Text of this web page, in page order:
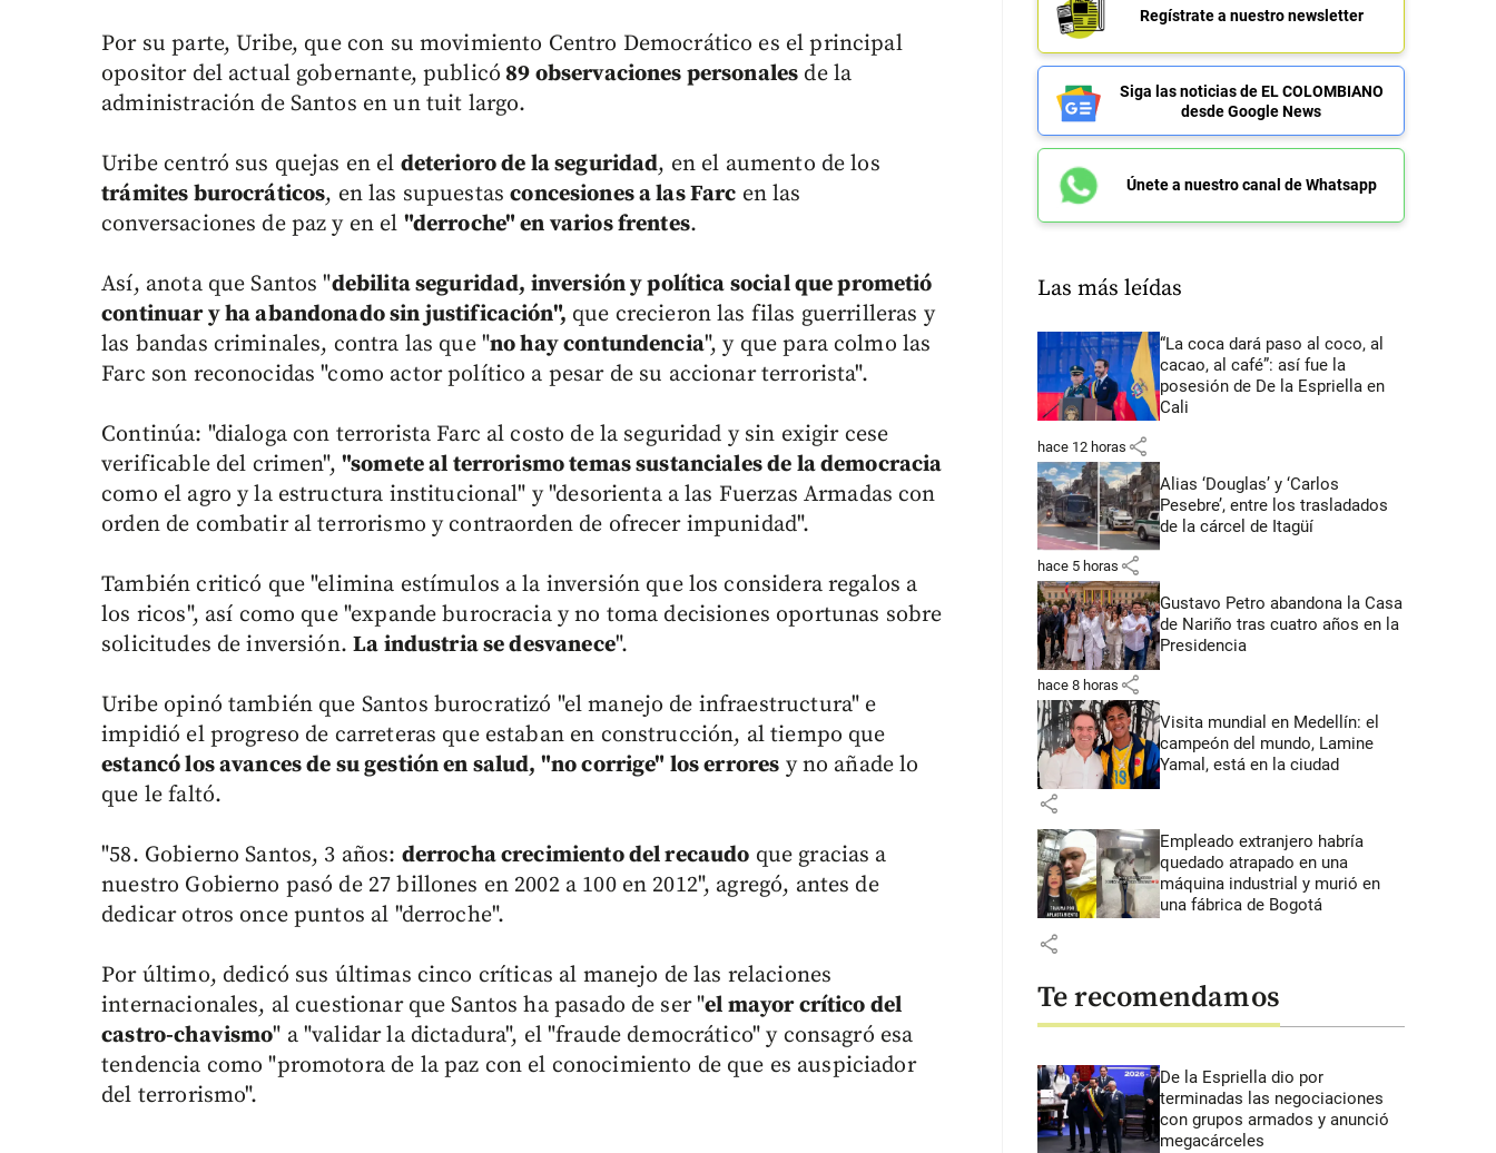
Por su parte, Uribe, que con su movimiento Centro Democrático es el principal
opositor del actual gobernante, publicó 89 observaciones personales de la
administración de Santos en un tuit largo.
Uribe centró sus quejas en el deterioro de la seguridad, en el aumento de los
trámites burocráticos, en las supuestasconcesiones a las Farc en las
conversaciones de paz y en el "derroche" en varios frentes.
Así, anota que Santos "debilita seguridad, inversión y política social que prometió
continuar y ha abandonado sin justificación", que crecieron las filas guerrilleras y
las bandas criminales, contra las que "no hay contundencia", y que para colmo las
Farc son reconocidas "como actor político a pesar de su accionar terrorista".
Continúa: "dialoga con terrorista Farc al costo de la seguridad y sin exigir cese
verificable del crimen", "somete al terrorismo temas sustanciales de la democracia
como el agro y la estructura institucional" y "desorienta a las Fuerzas Armadas con
orden de combatir al terrorismo y contraorden de ofrecer impunidad".
También criticó que "elimina estímulos a la inversión que los considera regalos a
los ricos", así como que "expande burocracia y no toma decisiones oportunas sobre
solicitudes de inversión.La industria se desvanece".
Uribe opinó también que Santos burocratizó "el manejo de infraestructura" e
impidió el progreso de carreteras que estaban en construcción, al tiempo que
estancó los avances de su gestión en salud, "no corrige" los errores y no añade lo
que le faltó.
"58. Gobierno Santos, 3 años: derrocha crecimiento del recaudo que gracias a
nuestro Gobierno pasó de 27 billones en 2002 a 100 en 2012", agregó, antes de
dedicar otros once puntos al "derroche".
Por último, dedicó sus últimas cinco críticas al manejo de las relaciones
internacionales, al cuestionar que Santos ha pasado de ser "el mayor crítico del
castro-chavismo" a "validar la dictadura", el "fraude democrático" y consagró esa
tendencia como "promotora de la paz con el conocimiento de que es auspiciador
del terrorismo".
Regístrate a nuestro newsletter
Siga las noticias de EL COLOMBIANO
desde Google News
Únete a nuestro canal de Whatsapp
Las más leídas
“La coca dará paso al coco, al
cacao, al café”: así fue la
posesión de De la Espriella en
Cali
hace 12 horas share
Alias ‘Douglas’ y ‘Carlos
Pesebre’, entre los trasladados
de la cárcel de Itagüí
hace 5 horas share
Gustavo Petro abandona la Casa
de Nariño tras cuatro años en la
Presidencia
hace 8 horas share
Visita mundial en Medellín: el
campeón del mundo, Lamine
Yamal, está en la ciudad
share
Empleado extranjero habría
quedado atrapado en una
máquina industrial y murió en
una fábrica de Bogotá
share
Te recomendamos
De la Espriella dio por
terminadas las negociaciones
con grupos armados y anunció
megacárceles